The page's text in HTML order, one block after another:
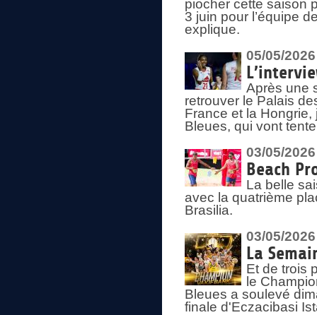
piocher cette saison
3 juin pour l’équipe
explique.
05/05/2026
Après une
retrouver le Palais
France et la Hongrie,
Bleues, qui vont
03/05/2026
Beach
La belle
avec la quatrième
Brasilia.
03/05/2026
La
Et de trois
le
Bleues a soulevé
finale d'Eczacibasi